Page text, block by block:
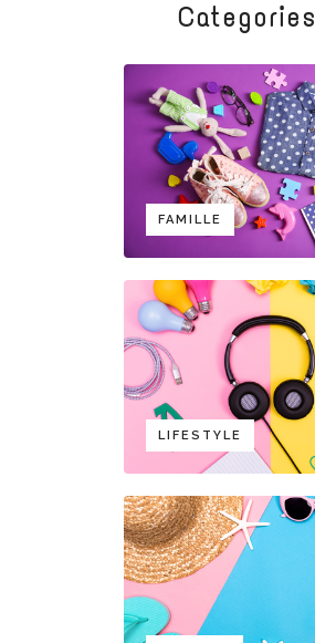
Categories
FAMILLE
LIFESTYLE